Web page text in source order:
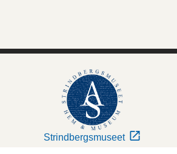
Strindbergsmuseet